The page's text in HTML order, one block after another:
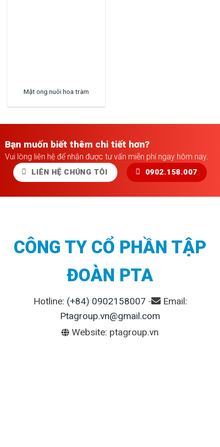
Mật ong nuôi hoa tràm
Bạn muốn biết thêm chi tiết hơn?
Vui lòng liên hệ để nhận được tư vấn miễn phí ngay hôm nay.
LIÊN HỆ CHÚNG TÔI 0902.158.007
CÔNG TY CỔ PHẦN TẬP
ĐOÀN PTA
Hotline: (+84) 0902158007 -
Email:
Ptagroup.vn@gmail.com
Website: ptagroup.vn